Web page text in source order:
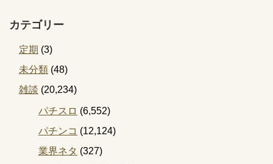
カテゴリー
定期 (3)
未分類 (48)
雑談 (20,234)
パチスロ (6,552)
パチンコ (12,124)
業界ネタ (327)